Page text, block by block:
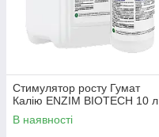
Стимулятор росту Гумат
Калію ENZIM BIOTECH 10 л
В наявності